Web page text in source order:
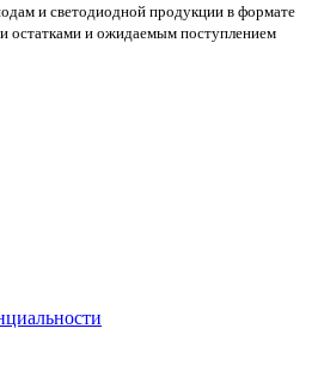
и светодиодной продукции в формате
остатками и ожидаемым поступлением